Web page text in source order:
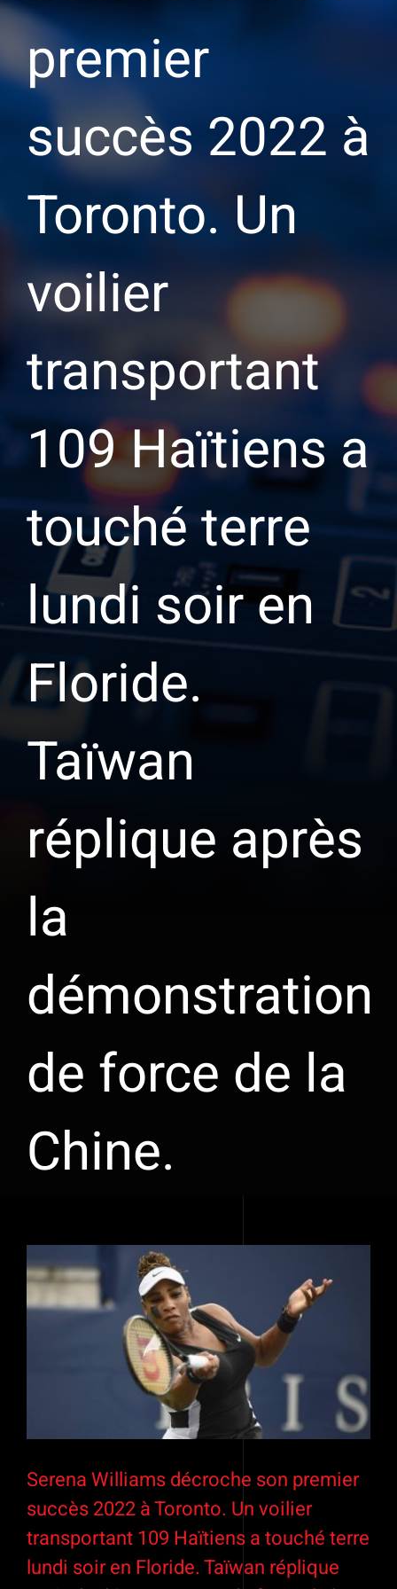
premier
succès 2022 à
Toronto. Un
voilier
transportant
109 Haïtiens a
touché terre
lundi soir en
Floride.
Taïwan
réplique après
la
démonstration
de force de la
Chine.
l'image
agrandie
Serena Williams décroche son premier
succès 2022 à Toronto. Un voilier
transportant 109 Haïtiens a touché terre
lundi soir en Floride. Taïwan réplique